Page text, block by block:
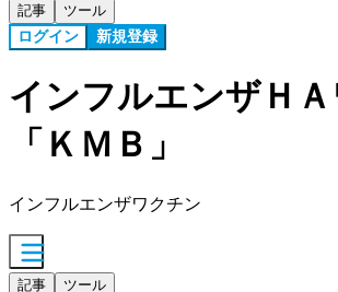
記事 ツール
ログイン 新規登録
インフルエンザＨ
「ＫＭＢ」
インフルエンザワクチン
記事 ツール